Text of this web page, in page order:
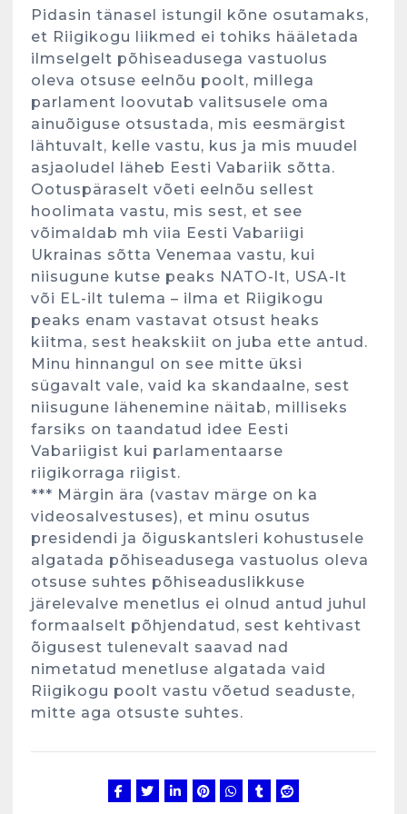
Pidasin tänasel istungil kõne osutamaks,
et Riigikogu liikmed ei tohiks hääletada
ilmselgelt põhiseadusega vastuolus
oleva otsuse eelnõu poolt, millega
parlament loovutab valitsusele oma
ainuõiguse otsustada, mis eesmärgist
lähtuvalt, kelle vastu, kus ja mis muudel
asjaoludel läheb Eesti Vabariik sõtta.
Ootuspäraselt võeti eelnõu sellest
hoolimata vastu, mis sest, et see
võimaldab mh viia Eesti Vabariigi
Ukrainas sõtta Venemaa vastu, kui
niisugune kutse peaks NATO-lt, USA-lt
või EL-ilt tulema – ilma et Riigikogu
peaks enam vastavat otsust heaks
kiitma, sest heakskiit on juba ette antud.
Minu hinnangul on see mitte üksi
sügavalt vale, vaid ka skandaalne, sest
niisugune lähenemine näitab, milliseks
farsiks on taandatud idee Eesti
Vabariigist kui parlamentaarse
riigikorraga riigist.
*** Märgin ära (vastav märge on ka
videosalvestuses), et minu osutus
presidendi ja õiguskantsleri kohustusele
algatada põhiseadusega vastuolus oleva
otsuse suhtes põhiseaduslikkuse
järelevalve menetlus ei olnud antud juhul
formaalselt põhjendatud, sest kehtivast
õigusest tulenevalt saavad nad
nimetatud menetluse algatada vaid
Riigikogu poolt vastu võetud seaduste,
mitte aga otsuste suhtes.
Kunglarahva Turuplats
Eestlaste toidu -ja
kokkusaamise koht Soomes,
Espoos
märts 24, 2025
Kunglarahva Turuplats
Salvkaevud
märts 24, 2025